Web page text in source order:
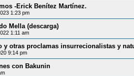
-Erick Benítez Martínez.
1:23 pm
Mella (descarga)
1:11 am
otras proclamas insurrecionalistas y
9:14 pm
con Bakunin